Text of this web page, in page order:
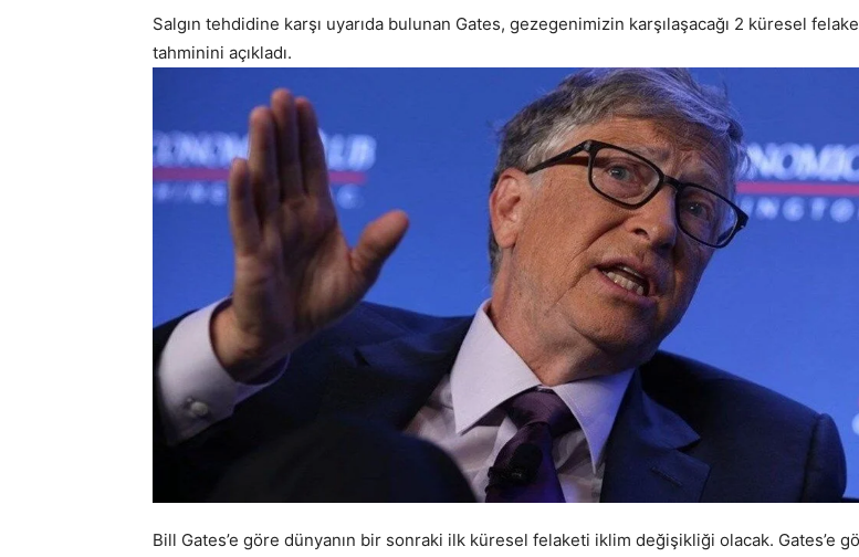
Salgın tehdidine karşı uyarıda bulunan Gates, gezegenimizin karşılaşacağı 2 küresel
tahminini açıkladı.
Bill Gates’e göre dünyanın bir sonraki ilk küresel felaketi iklim değişikliği olacak. Gates’e